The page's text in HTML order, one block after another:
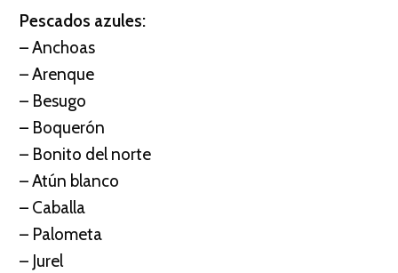
Pescados azules:
– Anchoas
– Arenque
– Besugo
– Boquerón
– Bonito del norte
– Atún blanco
– Caballa
– Palometa
– Jurel